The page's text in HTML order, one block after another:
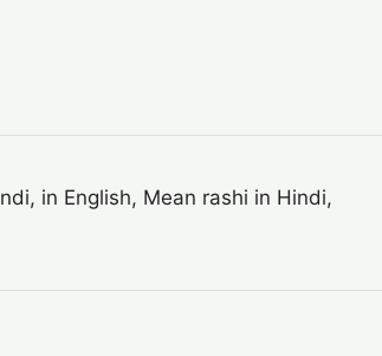
in English, Mean rashi in Hindi,